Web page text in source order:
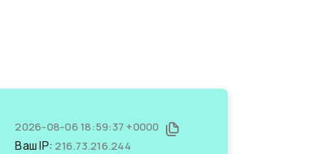
2026-08-06 18:59:37 +0000
Ваш IP:216.73.216.244